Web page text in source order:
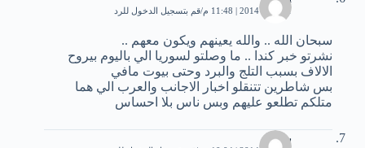
11 يناير، 2014 | 11:48 م قم بتسجيل الدخول للرد
سبحان الله .. والله يعينهم ويكون معهم ..
نشرتو خبر كندا .. ما وصلتو لسوريا الي باليوم بيروح
الالاف بسبب التلج والبرد وحتى بيوت مافي
بس شاطرين تتنقلو اخبار الاجانب والعرب الي هما
متلكم تطلعو عليهم وبس ناس بلا احساس
بندر